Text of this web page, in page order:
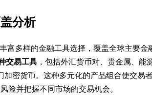
分析
富多样的金融工具选择，覆盖全球主要
交易工具，包括外汇货币对、贵金属、能
加密货币。这种多元化的产品组合使交易
险并把握不同市场的交易机会。